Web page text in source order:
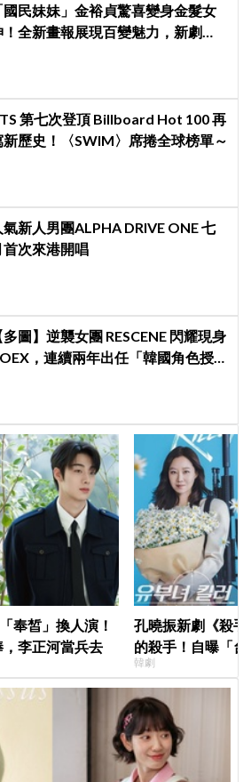
國民妹妹」金裕貞驚喜變身金髮女
！全新畫報展現百變魅力，新劇
第七次登頂 Billboard Hot 100 再
新歷史！〈SWIM〉席捲全球榜單～
氣新人男團ALPHA DRIVE ONE 七
首次來港開唱
多圖】逆襲女團 RESCENE 閃耀現身
，連續兩年出任「韓國角色授權
奉皙」換人演！
李正河當兵去
孔曉振新劇《殺
的殺手！自曝「
小很多XD
韓劇